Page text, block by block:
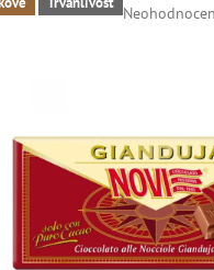
Průměrné
5
hvězdiček.